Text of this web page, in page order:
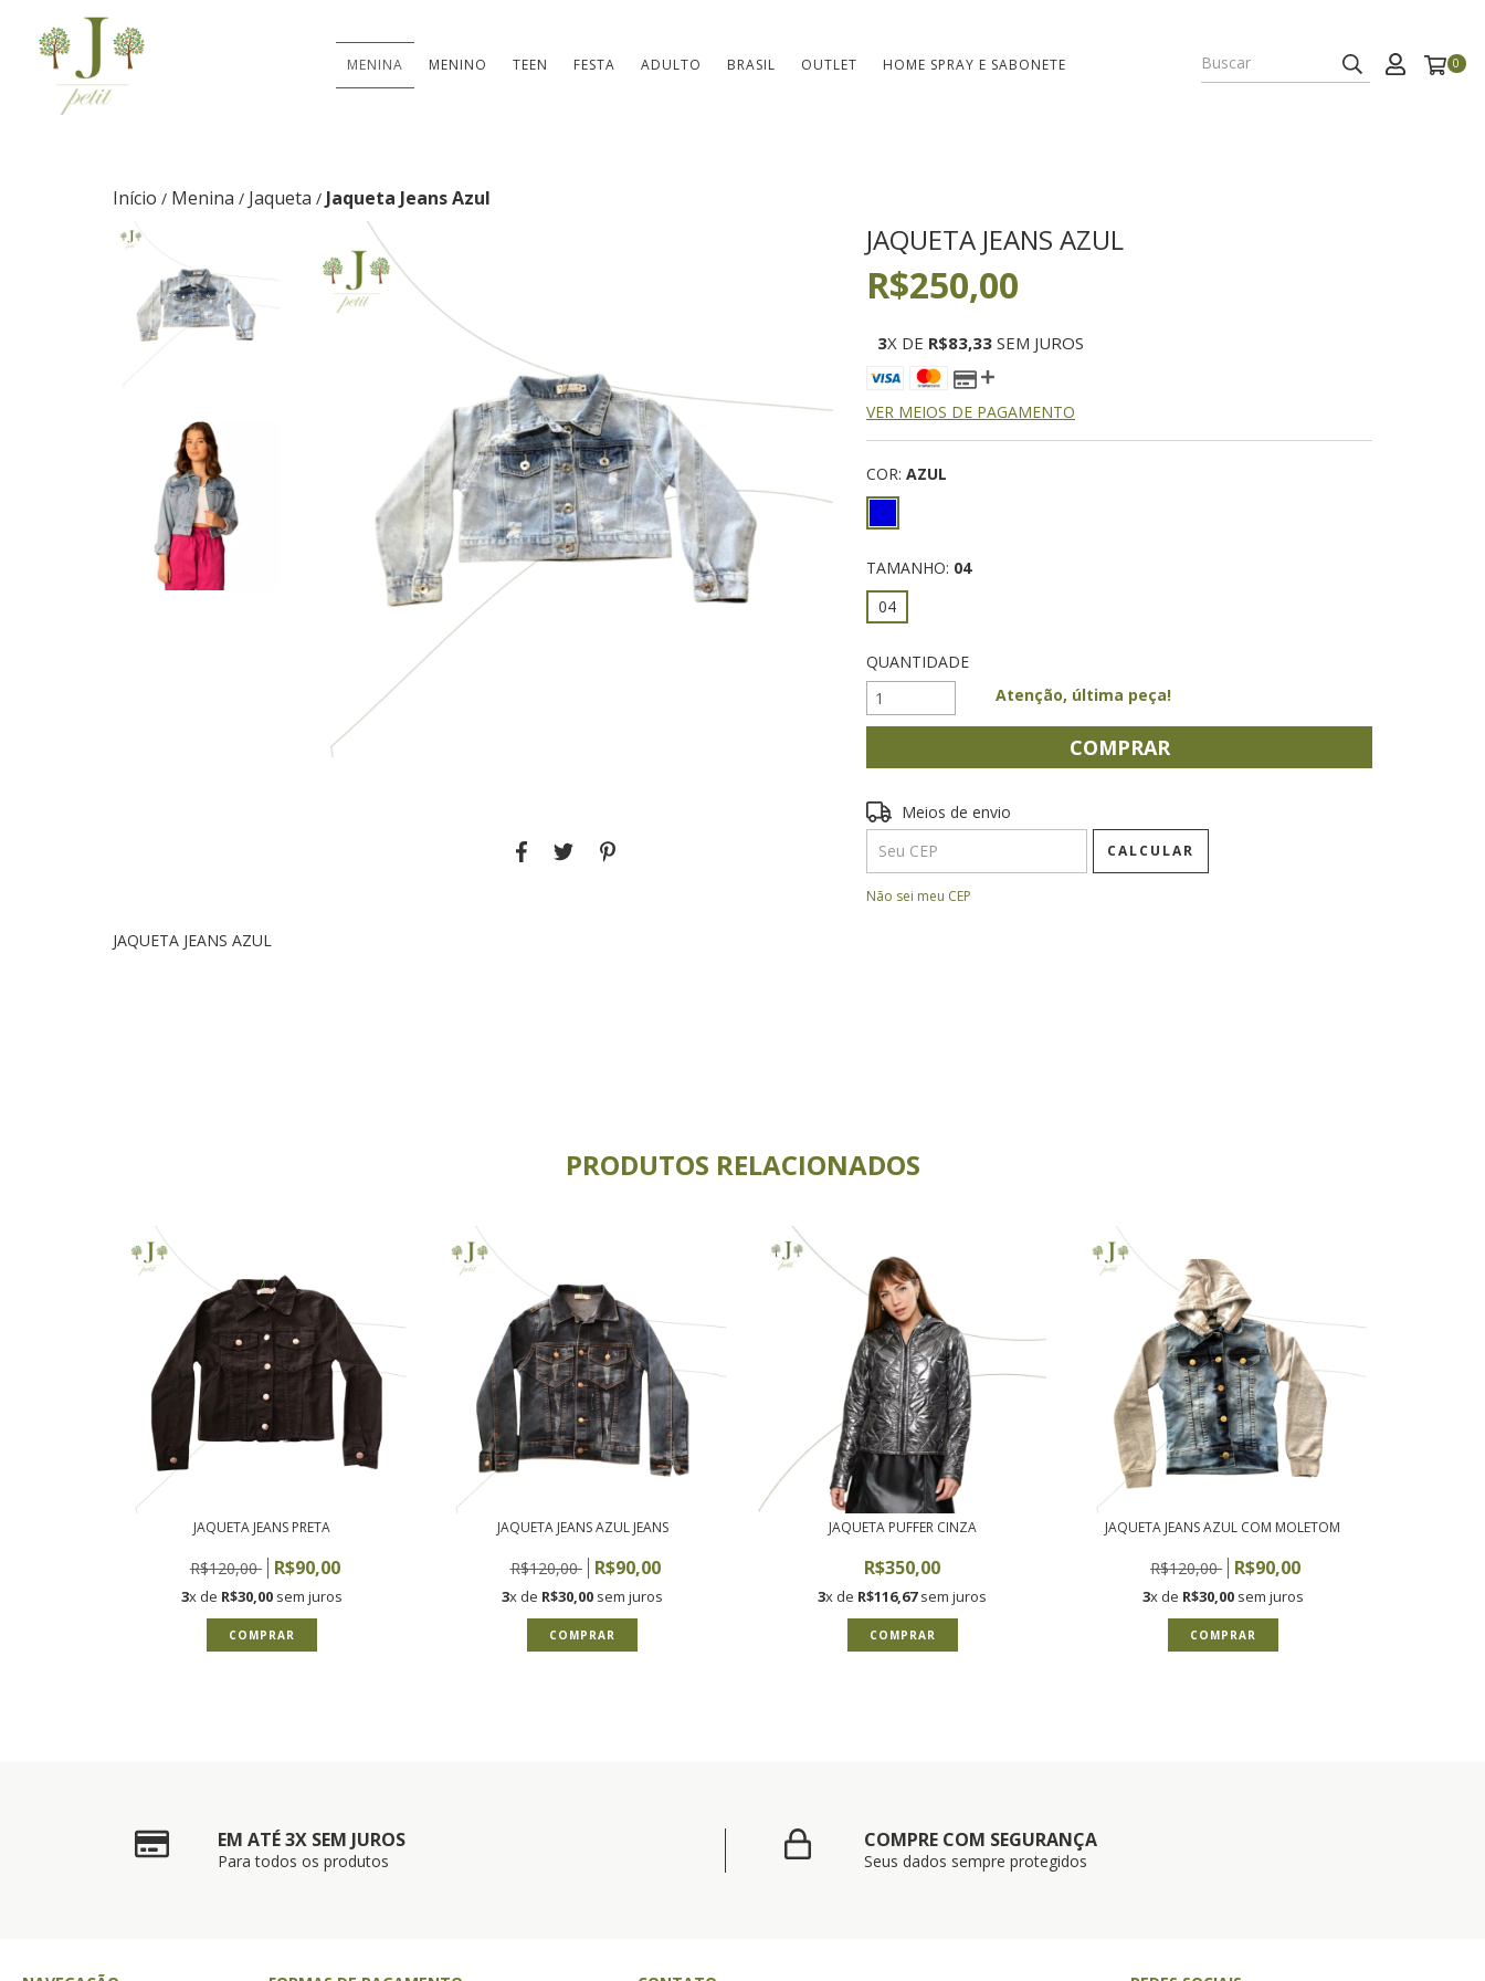
MENINA MENINO TEEN FESTA ADULTO BRASIL OUTLET HOME SPRAY E SABONETE 0
Início / Menina / Jaqueta / Jaqueta Jeans Azul
JAQUETA JEANS AZUL
JAQUETA JEANS AZUL
R$250,00
3X DE R$83,33 SEM JUROS
VER MEIOS DE PAGAMENTO
COR: AZUL
TAMANHO: 04
04
QUANTIDADE
Atenção, última peça!
Entregas para o CEP:
Meios de envio
CALCULAR
Não sei meu CEP
PRODUTOS RELACIONADOS
JAQUETA JEANS PRETA
R$120,00 R$90,00
3x de R$30,00 sem juros
COMPRAR
JAQUETA JEANS AZUL JEANS
R$120,00 R$90,00
3x de R$30,00 sem juros
COMPRAR
JAQUETA PUFFER CINZA
R$350,00
3x de R$116,67sem juros
COMPRAR
JAQUETA JEANS AZUL COM MOLETOM
R$120,00 R$90,00
3x de R$30,00sem juros
COMPRAR
EM ATÉ 3X SEM JUROS
Para todos os produtos
COMPRE COM SEGURANÇA
Seus dados sempre protegidos